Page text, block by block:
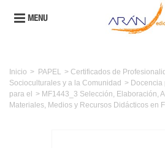
MENU
Inicio > PAPEL > Certificados de
Socioculturales y a la Comunidad > Docencia
para el
> MF1443_3 Selección, Elaboración,
Materiales, Medios y Recursos Didácticos en